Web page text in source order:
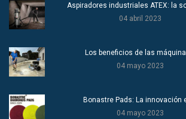
Aspiradores industriales ATEX: la
04 abril 2023
Los beneficios de las
04 mayo 2023
Bonastre Pads: La innovación
04 mayo 2023